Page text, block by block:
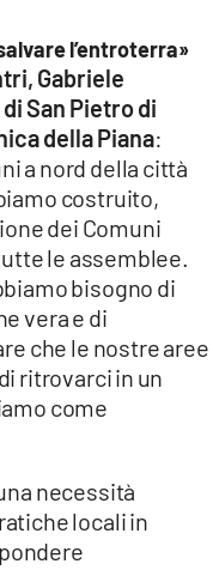
l’entroterra»
Gabriele
San Pietro di
della Piana:
a nord della città
costruito,
dei Comuni
le assemblee.
bisogno di
vera e di
che le nostre aree
ritrovarci in un
come
necessità
locali in